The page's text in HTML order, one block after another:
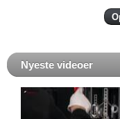
Nyeste videoer